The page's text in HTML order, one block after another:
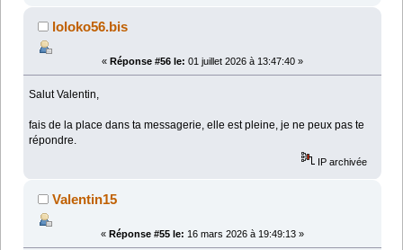
loloko56.bis
« Réponse #56 le: 01 juillet 2026 à 13:47:40 »
Salut Valentin,
fais de la place dans ta messagerie, elle est pleine, je ne peux pas te
répondre.
IP archivée
Valentin15
« Réponse #55 le: 16 mars 2026 à 19:49:13 »